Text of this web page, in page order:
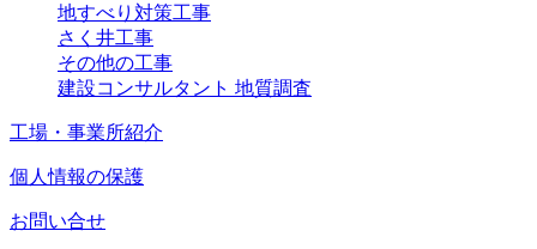
地すべり対策工事
さく井工事
その他の工事
建設コンサルタント 地質調査
工場・事業所紹介
個人情報の保護
お問い合せ